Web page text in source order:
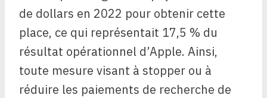
de dollars en 2022 pour obtenir cette
place, ce qui représentait 17,5 % du
résultat opérationnel d’Apple. Ainsi,
toute mesure visant à stopper ou à
réduire les paiements de recherche de